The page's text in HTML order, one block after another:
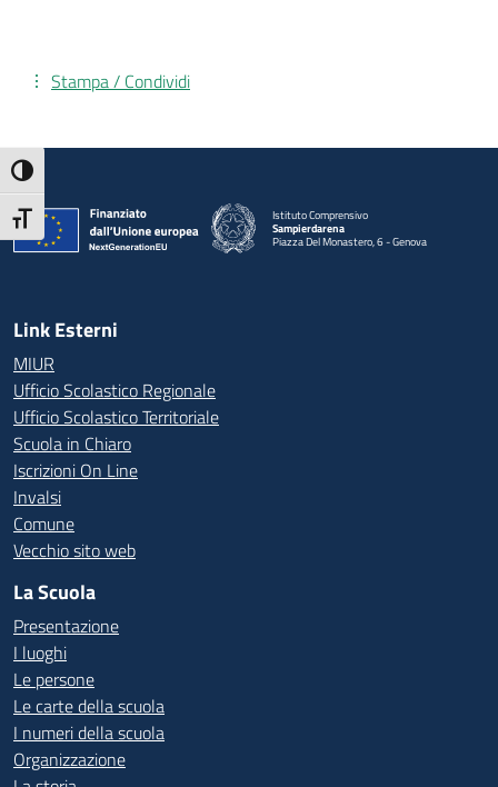
Attiva/disattiva alto contrasto
Attiva/disattiva dimensione testo
Stampa / Condividi
Istituto Comprensivo
Sampierdarena
Piazza Del Monastero, 6 - Genova
— Visita la pagina iniziale della scuola
Link Esterni
MIUR
Ufficio Scolastico Regionale
Ufficio Scolastico Territoriale
Scuola in Chiaro
Iscrizioni On Line
Invalsi
Comune
Vecchio sito web
La Scuola
Presentazione
I luoghi
Le persone
Le carte della scuola
I numeri della scuola
Organizzazione